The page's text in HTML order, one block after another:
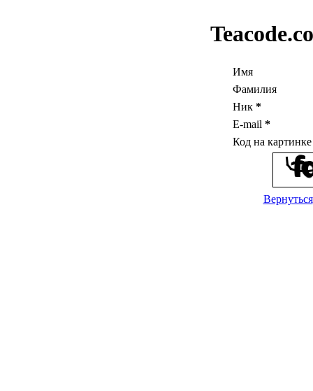
Имя
Фамилия
Ник *
E-mail *
Код на
Вернуться